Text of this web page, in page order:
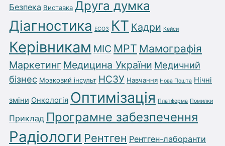
Безпека Виставка Друга думка
Діагностика ЕСОЗ КТ Кадри Кейси
Керівникам МІС МРТ Мамографія
Маркетинг Медицина України Медичний
бізнес Мозковий інсульт НСЗУ Навчання Нова Пошта Нічні
зміни Онкологія Оптимізація Платформа Помилки
Приклад Програмне забезпечення
Радіологи Рентген Рентген-лаборанти